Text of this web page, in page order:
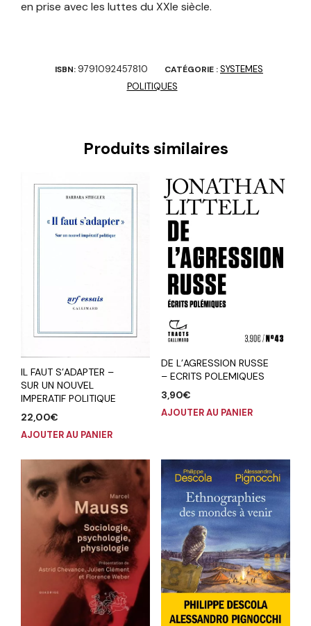
en prise avec les luttes du XXIe siècle.
ISBN: 9791092457810 CATÉGORIE :SYSTEMES
POLITIQUES
Produits similaires
IL FAUT S’ADAPTER –
SUR UN NOUVEL
IMPERATIF POLITIQUE
22,00€
AJOUTER AU PANIER
DE L’AGRESSION RUSSE
– ECRITS POLEMIQUES
3,90€
AJOUTER AU PANIER